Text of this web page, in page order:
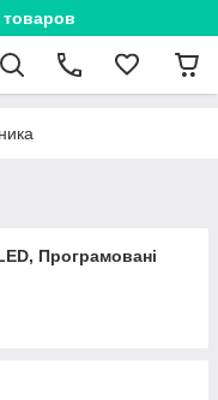
Програмовані